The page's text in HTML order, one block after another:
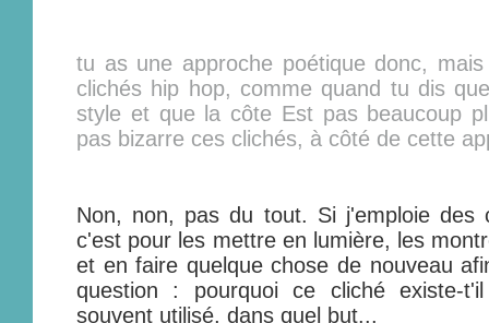
tu as une approche poétique donc,
clichés hip hop, comme quand tu dis
style et que la côte Est pas beaucoup
pas bizarre ces clichés, à côté de cette
Non, non, pas du tout. Si j'emploie des
c'est pour les mettre en lumière, les
et en faire quelque chose de nouveau
question : pourquoi ce cliché existe-
souvent utilisé, dans quel but...